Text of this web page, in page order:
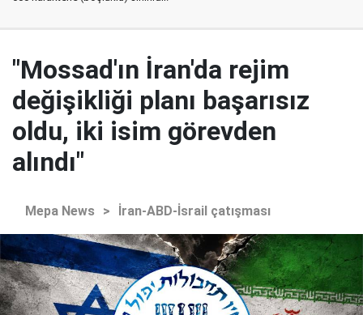
"Mossad'ın İran'da rejim
değişikliği planı başarısız
oldu, iki isim görevden
alındı"
Mepa News > İran-ABD-İsrail çatışması